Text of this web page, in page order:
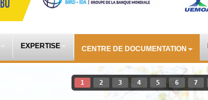
EXPERTISE CENTRE DE DOCUMENTATION
1 2 3 4 5 6 7